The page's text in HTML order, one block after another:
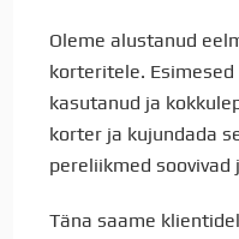
Oleme alustanud
korteritele.
kasutanud ja
korter ja kujundada
pereliikmed soovivad
Täna saame